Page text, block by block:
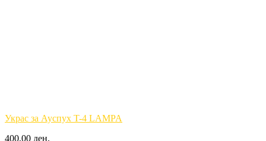
Украс за Ауспух T-4 LAMPA
400,00 ден.